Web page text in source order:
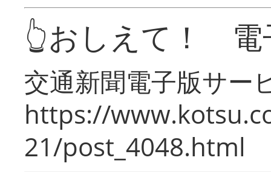
👆おしえて！ 電
交通新聞電子版サー
https://
21/post_4048.html